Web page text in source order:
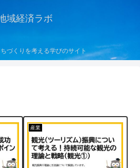
域経済ラボ
づくりを考える学びのサイト
産業